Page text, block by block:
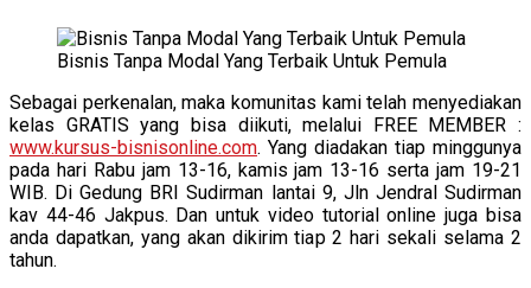
Bisnis Tanpa Modal Yang Terbaik Untuk Pemula
Sebagai perkenalan, maka komunitas kami telah menyediakan
kelas GRATIS yang bisa diikuti, melalui FREE MEMBER :
www.kursus-bisnisonline.com. Yang diadakan tiap minggunya
pada hari Rabu jam 13-16, kamis jam 13-16 serta jam 19-21
WIB. Di Gedung BRI Sudirman lantai 9, Jln Jendral Sudirman
kav 44-46 Jakpus. Dan untuk video tutorial online juga bisa
anda dapatkan, yang akan dikirim tiap 2 hari sekali selama 2
tahun.